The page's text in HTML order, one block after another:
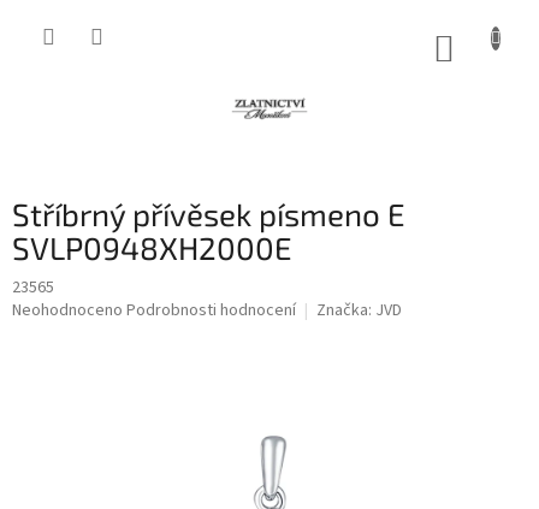
Stříbrný přívěsek písmeno E
SVLP0948XH2000E
23565
Průměrné
Neohodnoceno Podrobnosti hodnocení Značka: JVD